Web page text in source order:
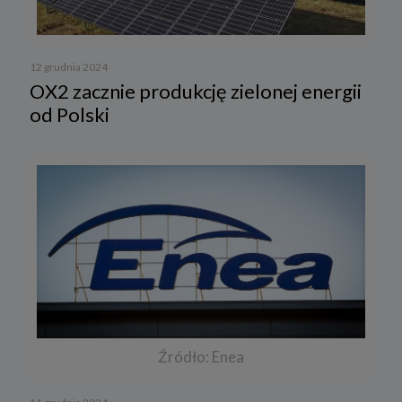
12 grudnia 2024
OX2 zacznie produkcję zielonej energii
od Polski
Źródło: Enea